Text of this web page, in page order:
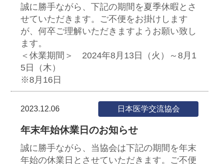
誠に勝手ながら、下記の期間を夏季休暇とさ
せていただきます。ご不便をお掛けします
が、何卒ご理解いただきますようお願い致し
ます。
＜休業期間＞ 2024年8月13日（火）～8月1
5日（木）
※8月16日
2023.12.06 日本医学交流協会
年末年始休業日のお知らせ
誠に勝手ながら、当協会は下記の期間を年末
年始の休業日とさせていただきます。ご不便